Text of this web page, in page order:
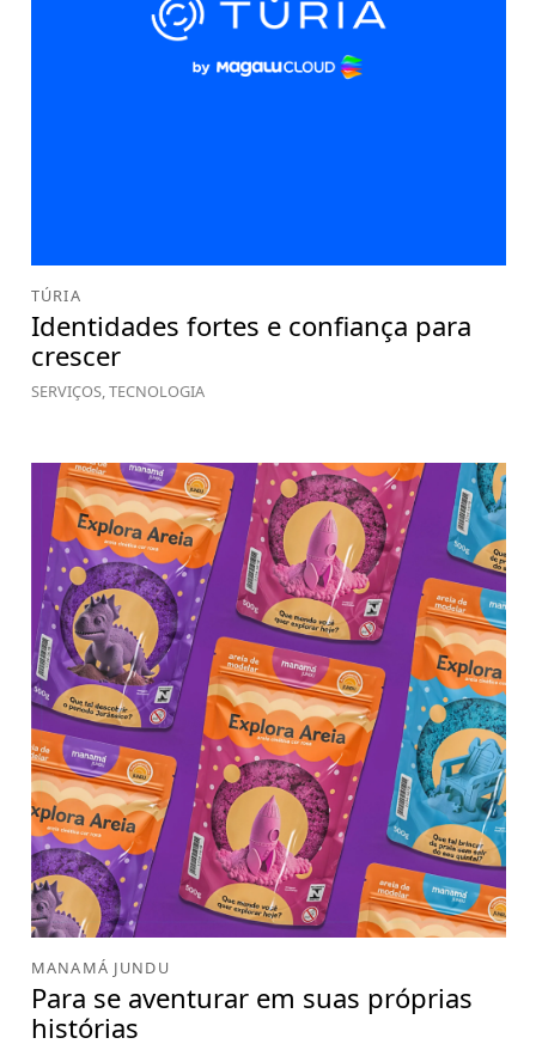
TÚRIA
Identidades fortes e confiança para
crescer
SERVIÇOS, TECNOLOGIA
MANAMÁ JUNDU
Para se aventurar em suas próprias
histórias